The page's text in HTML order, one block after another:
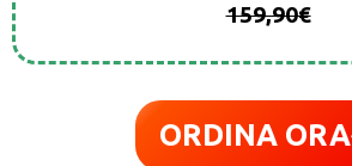
159,90€
ORDINA ORA